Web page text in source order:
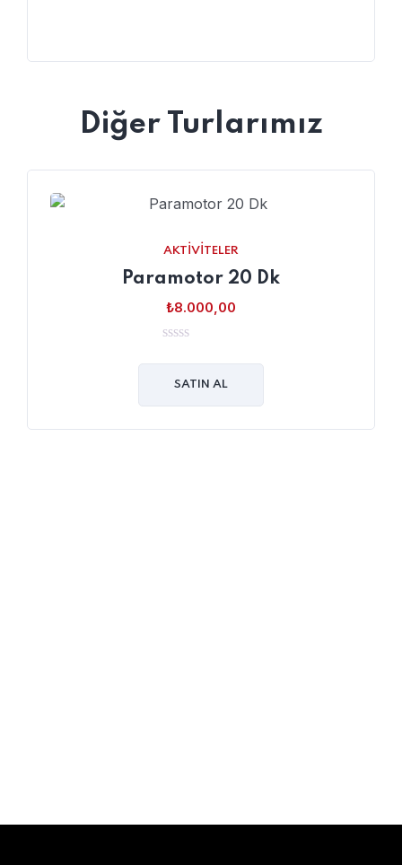
Diğer Turlarımız
AKTIVITELER
Paramotor 20 Dk
₺8.000,00
out
SATIN AL